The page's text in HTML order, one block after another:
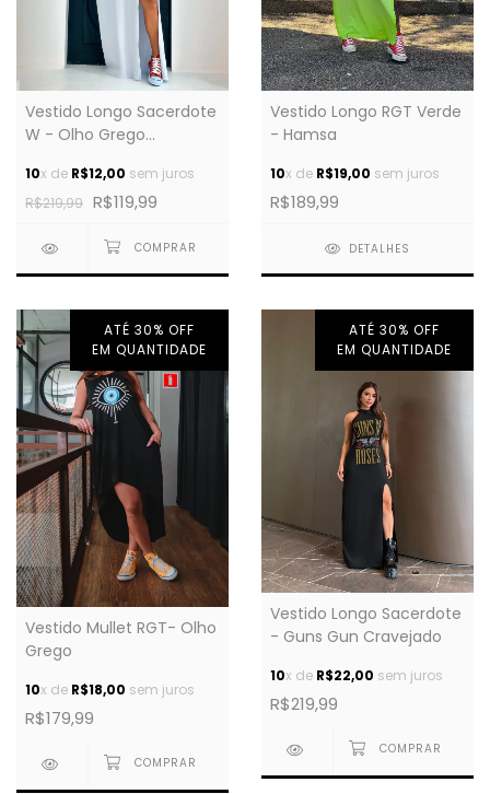
Vestido Longo Sacerdote
W - Olho Grego
10x de R$12,00 sem juros
R$219,99 R$119,99
Vestido Longo RGT Verde
- Hamsa
10x de R$19,00 sem juros
R$189,99
DETALHES
ATÉ 30% OFF
EM QUANTIDADE
Vestido Mullet RGT- Olho
Grego
10x de R$18,00 sem juros
R$179,99
ATÉ 30% OFF
EM QUANTIDADE
Vestido Longo Sacerdote
- Guns Gun Cravejado
10x de R$22,00 sem juros
R$219,99